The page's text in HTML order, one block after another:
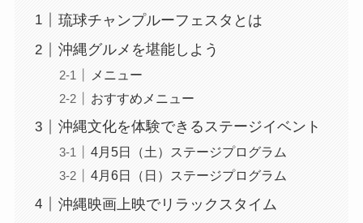
琉球チャンプルーフェスタとは
沖縄グルメを堪能しよう
メニュー
おすすめメニュー
沖縄文化を体験できるステージイベント
4月5日（土）ステージプログラム
4月6日（日）ステージプログラム
沖縄映画上映でリラックスタイム